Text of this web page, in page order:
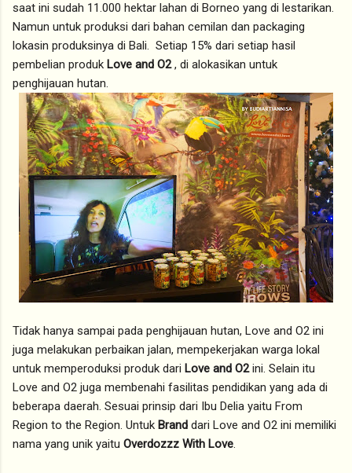
saat ini sudah 11.000 hektar lahan di Borneo yang di lestarikan.
Namun untuk produksi dari bahan cemilan dan packaging
lokasin produksinya di Bali. Setiap 15% dari setiap hasil
pembelian produk Love and O2, di alokasikan untuk
penghijauan hutan.
Tidak hanya sampai pada penghijauan hutan, Love and O2 ini
juga melakukan perbaikan jalan, mempekerjakan warga lokal
untuk memperoduksi produk dari Love and O2ini. Selain itu
Love and O2 juga membenahi fasilitas pendidikan yang ada di
beberapa daerah. Sesuai prinsip dari Ibu Delia yaitu From
Region to the Region. Untuk Brand dari Love and O2 ini memiliki
nama yang unik yaitu Overdozzz With Love.